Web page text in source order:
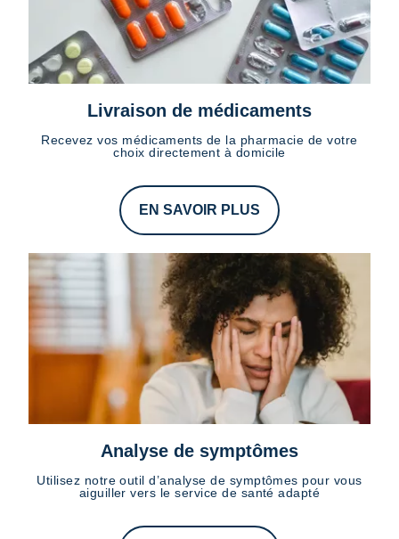
Livraison de médicaments
Recevez vos médicaments de la pharmacie de votre
choix directement à domicile
EN SAVOIR PLUS
Analyse de symptômes
Utilisez notre outil d’analyse de symptômes pour vous
aiguiller vers le service de santé adapté